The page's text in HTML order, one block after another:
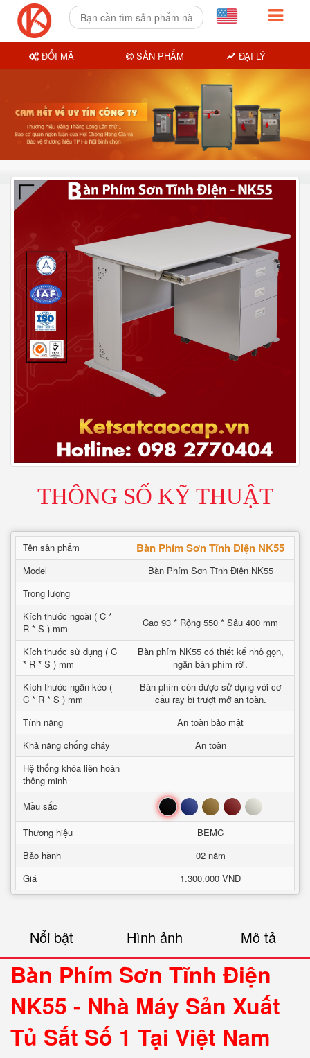
THÔNG SỐ KỸ THUẬT
Tên sản phẩm Bàn Phím Sơn Tĩnh Điện NK55
Model
Bàn Phím Sơn Tĩnh Điện NK55
Trọng lượng
Kích thước ngoài ( C *
R * S ) mm
Cao 93 * Rộng 550 * Sâu 400 mm
Kích thước sử dụng ( C
* R * S ) mm
Bàn phím NK55 có thiết kế nhỏ gọn,
ngăn bàn phím rời.
Kích thước ngăn kéo (
C * R * S ) mm
Bàn phím còn được sử dụng với cơ
cấu ray bi trượt mở an toàn.
Tính năng
An toàn bảo mật
Khả năng chống cháy
An toàn
Hệ thống khóa liên hoàn
thông minh
Mầu sắc
Đen Xanh Nâu Đỏ Trắng
Thương hiệu
BEMC
Bảo hành
02 năm
Giá
1.300.000 VNĐ
Nổi bật Hình ảnh Mô tả
Bàn Phím Sơn Tĩnh Điện
NK55 - Nhà Máy Sản Xuất
Tủ Sắt Số 1 Tại Việt Nam
ĐỔI MÃ SẢN PHẨM ĐẠI LÝ